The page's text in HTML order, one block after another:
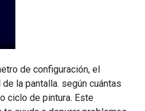
de configuración, el
la pantalla. según cuántas
ciclo de pintura. Este